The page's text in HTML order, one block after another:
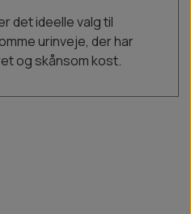
det ideelle valg til
urinveje, der har
og skånsom kost.